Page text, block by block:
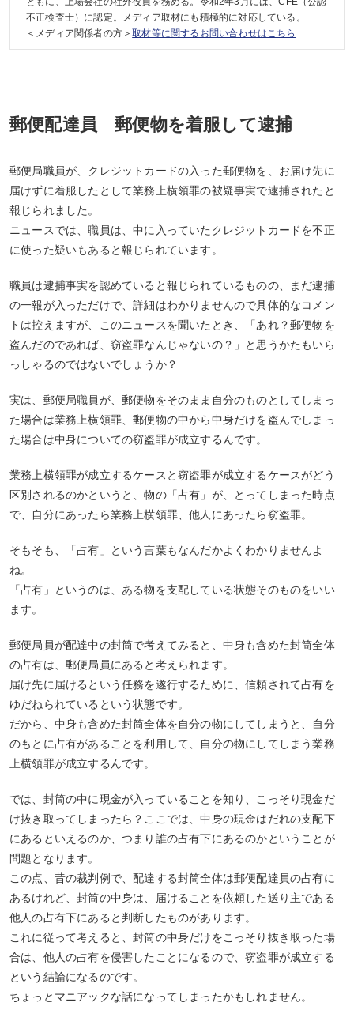
不正検査士）に認定。メディア取材にも積極的に対応している。
＜メディア関係者の方＞取材等に関するお問い合わせはこちら
郵便配達員 郵便物を着服して逮捕
郵便局職員が、クレジットカードの入った郵便物を、お届け先に
届けずに着服したとして業務上横領罪の被疑事実で逮捕されたと
報じられました。
ニュースでは、職員は、中に入っていたクレジットカードを不正
に使った疑いもあると報じられています。
職員は逮捕事実を認めていると報じられているものの、まだ逮捕
の一報が入っただけで、詳細はわかりませんので具体的なコメン
トは控えますが、このニュースを聞いたとき、「あれ？郵便物を
盗んだのであれば、窃盗罪なんじゃないの？」と思うかたもいら
っしゃるのではないでしょうか？
実は、郵便局職員が、郵便物をそのまま自分のものとしてしまっ
た場合は業務上横領罪、郵便物の中から中身だけを盗んでしまっ
た場合は中身についての窃盗罪が成立するんです。
業務上横領罪が成立するケースと窃盗罪が成立するケースがどう
区別されるのかというと、物の「占有」が、とってしまった時点
で、自分にあったら業務上横領罪、他人にあったら窃盗罪。
そもそも、「占有」という言葉もなんだかよくわかりませんよ
ね。
「占有」というのは、ある物を支配している状態そのものをいい
ます。
郵便局員が配達中の封筒で考えてみると、中身も含めた封筒全体
の占有は、郵便局員にあると考えられます。
届け先に届けるという任務を遂行するために、信頼されて占有を
ゆだねられているという状態です。
だから、中身も含めた封筒全体を自分の物にしてしまうと、自分
のもとに占有があることを利用して、自分の物にしてしまう業務
上横領罪が成立するんです。
では、封筒の中に現金が入っていることを知り、こっそり現金だ
け抜き取ってしまったら？ここでは、中身の現金はだれの支配下
にあるといえるのか、つまり誰の占有下にあるのかということが
問題となります。
この点、昔の裁判例で、配達する封筒全体は郵便配達員の占有に
あるけれど、封筒の中身は、届けることを依頼した送り主である
他人の占有下にあると判断したものがあります。
これに従って考えると、封筒の中身だけをこっそり抜き取った場
合は、他人の占有を侵害したことになるので、窃盗罪が成立する
という結論になるのです。
ちょっとマニアックな話になってしまったかもしれません。